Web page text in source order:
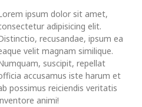
ipsum dolor sit amet,
adipisicing elit.
recusandae, ipsum ea
velit magnam similique.
suscipit, repellat
accusamus iste harum et
possimus reiciendis veritatis
animi!